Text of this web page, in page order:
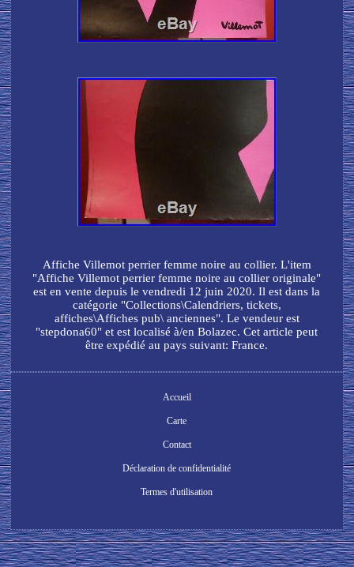
Affiche Villemot perrier femme noire au collier. L'item
"Affiche Villemot perrier femme noire au collier originale"
est en vente depuis le vendredi 12 juin 2020. Il est dans la
catégorie "Collections\Calendriers, tickets,
affiches\Affiches pub\ anciennes". Le vendeur est
"stepdona60" et est localisé à/en Bolazec. Cet article peut
être expédié au pays suivant: France.
Accueil
Carte
Contact
Déclaration de confidentialité
Termes d'utilisation